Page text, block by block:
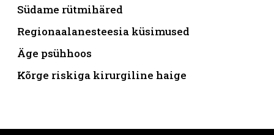
Südame rütmihäred
Regionaalanesteesia küsimused
Äge psühhoos
Kõrge riskiga kirurgiline haige